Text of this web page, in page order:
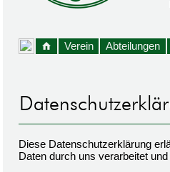
Verein Abteilungen
Diese Datenschutzerklärung
Daten durch uns verarbeitet